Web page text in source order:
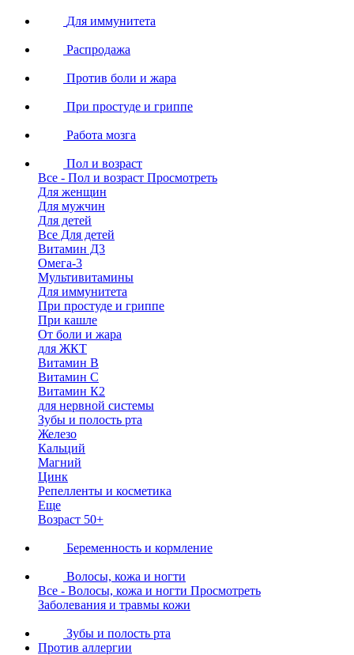
Для иммунитета
Распродажа
Против боли и жара
При простуде и гриппе
Работа мозга
Пол и возраст
Все - Пол и возраст Просмотреть
Для женщин
Для мужчин
Для детей
Все Для детей
Витамин Д3
Омега-3
Мультивитамины
Для иммунитета
При простуде и гриппе
При кашле
От боли и жара
для ЖКТ
Витамин В
Витамин С
Витамин К2
для нервной системы
Зубы и полость рта
Железо
Кальций
Магний
Цинк
Репелленты и косметика
Еще
Возраст 50+
Беременность и кормление
Волосы, кожа и ногти
Все - Волосы, кожа и ногти Просмотреть
Заболевания и травмы кожи
Зубы и полость рта
Против аллергии